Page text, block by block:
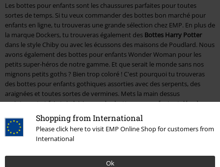
Shopping from International
Please click here to visit EMP Online Shop for customers from
International
Ok
Les bottes pour enfants sont les chaussures parfaites pour toutes
sortes de temps. Si tu veux commander des bottes bon marché pour
enfants en ligne, tu trouveras une grande sélection chez EMP. En plus de
la marque Dockers, tu trouveras également des Bottes Harry Potter
dans le style Chiby ou avec les écussons des maisons de Poudlard. Nous
avons également des bottes pour enfants Wonder Woman pour les
petits super-héros de notre gamme. Et que serait le monde sans nos
mignons petits goths ? Bien trop coloré ! C'est pourquoi tu trouveras
des bottes pour enfants gothiques assorties avec des serpents, des
araignées et toutes sortes de vermines. Mets la main dessus
maintenant et fais-toi plaisir avec des bottes pour enfants stylées à un
prix avantageux.
de réduction
Profitez d'une remise de 15 % en vous